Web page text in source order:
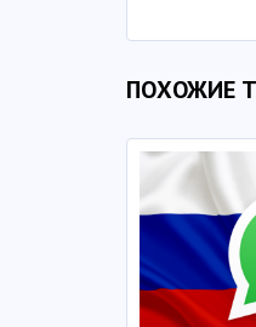
ПОХОЖИЕ